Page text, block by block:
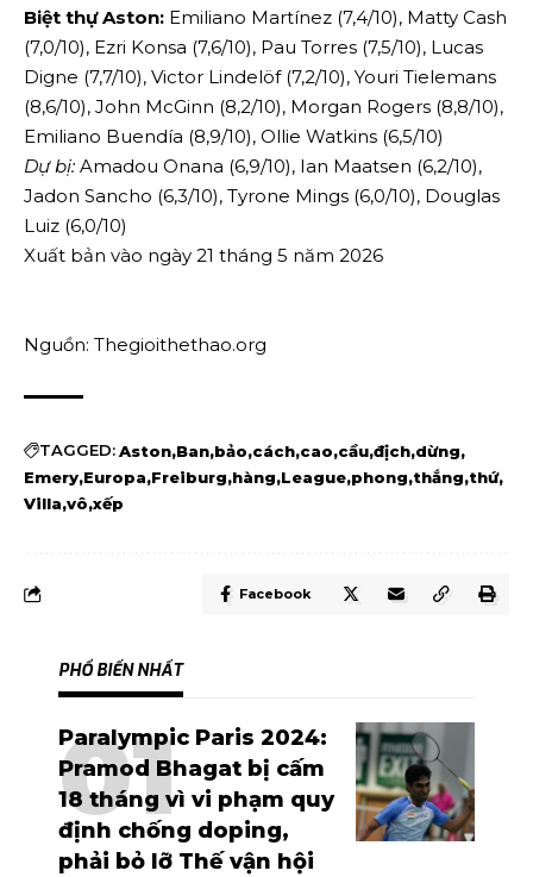
Biệt thự Aston: Emiliano Martínez (7,4/10), Matty Cash
(7,0/10), Ezri Konsa (7,6/10), Pau Torres (7,5/10), Lucas
Digne (7,7/10), Victor Lindelöf (7,2/10), Youri Tielemans
(8,6/10), John McGinn (8,2/10), Morgan Rogers (8,8/10),
Emiliano Buendía (8,9/10), Ollie Watkins (6,5/10)
Dự bị: Amadou Onana (6,9/10), Ian Maatsen (6,2/10),
Jadon Sancho (6,3/10), Tyrone Mings (6,0/10), Douglas
Luiz (6,0/10)
Xuất bản vào ngày 21 tháng 5 năm 2026
Nguồn: Thegioithethao.org
TAGGED:Aston Ban bảo cách cao cầu địch dừng
Emery Europa Freiburg hàng League phong thắng thứ
Villa vô xếp
Facebook
PHỔ BIẾN NHẤT
Paralympic Paris 2024:
Pramod Bhagat bị cấm
18 tháng vì vi phạm quy
định chống doping,
phải bỏ lỡ Thế vận hội